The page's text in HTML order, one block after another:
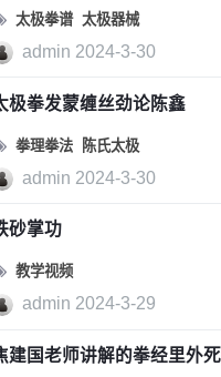
太极拳谱 太极器械
admin 2024-3-30
极拳发蒙缠丝劲论陈鑫
拳理拳法 陈氏太极
admin 2024-3-30
砂掌功
教学视频
admin 2024-3-29
建国老师讲解的拳经里外